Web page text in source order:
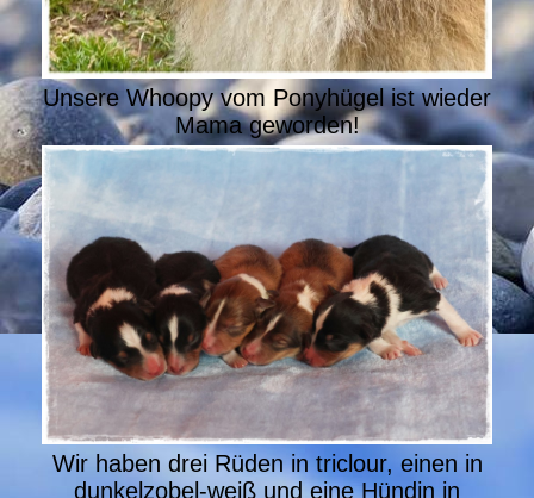
Unsere Whoopy vom Ponyhügel ist wieder
Mama geworden!
Wir haben drei Rüden in triclour, einen in
dunkelzobel-weiß und eine Hündin in